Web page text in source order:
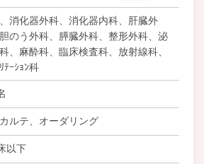
消化器外科、消化器内科、肝臓外
のう外科、膵臓外科、整形外科、泌
、麻酔科、臨床検査科、放射線科、
ﾃｰｼｮﾝ科
ルテ、オーダリング
以下